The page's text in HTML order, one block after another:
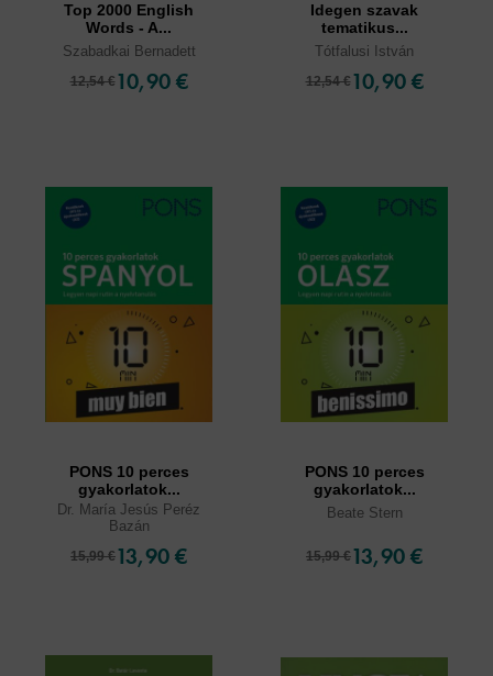
Top 2000 English
Words - A...
Szabadkai Bernadett
12,54 € 10,90 €
Idegen szavak
tematikus...
Tótfalusi István
12,54 € 10,90 €
PONS 10 perces
gyakorlatok...
Dr. María Jesús Peréz
Bazán
15,99 €13,90 €
PONS 10 perces
gyakorlatok...
Beate Stern
15,99 €13,90 €